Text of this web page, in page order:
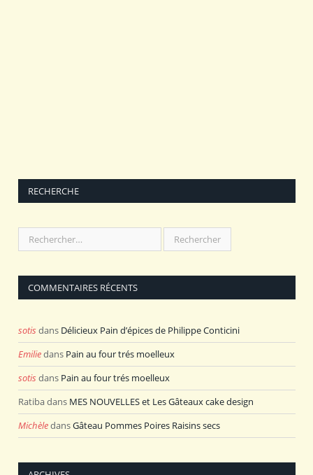
RECHERCHE
COMMENTAIRES RÉCENTS
sotis dans Délicieux Pain d’épices de Philippe Conticini
Emiliedans Pain au four trés moelleux
sotis dans Pain au four trés moelleux
Ratibadans MES NOUVELLES et Les Gâteaux cake design
MichèledansGâteau Pommes Poires Raisins secs